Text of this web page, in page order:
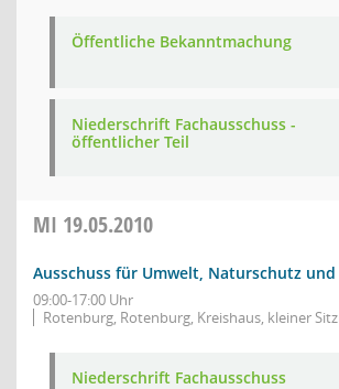
Öffentliche Bekanntmachung
Niederschrift Fachausschuss -
öffentlicher Teil
MI 19.05.2010
Ausschuss für Umwelt, Naturschutz
09:00-17:00 Uhr
Rotenburg, Rotenburg, Kreishaus, kleiner
Niederschrift Fachausschuss